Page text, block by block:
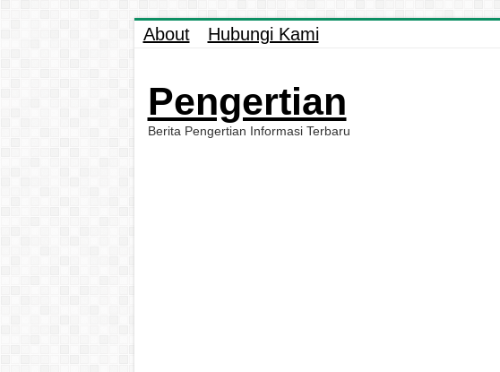
About Hubungi Kami
Pengertian
Berita Pengertian Informasi Terbaru